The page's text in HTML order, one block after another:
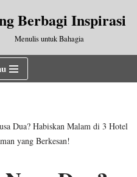
Berbagi Inspirasi
Menulis untuk Bahagia
Dua? Habiskan Malam di 3 Hotel
yang Berkesan!